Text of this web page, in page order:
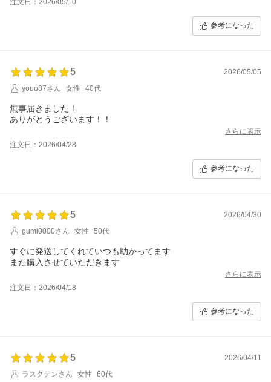
参考になった
5
2026/05/05
youo87さん
女性 40代
無事届きました！
ありがとうございます！！
さらに表示
注文日：2026/04/28
参考になった
5
2026/04/30
gumi0000さん
女性 50代
すぐに発送してくれていつも助かってます
さらに表示
注文日：2026/04/18
参考になった
5
2026/04/11
ラスクテンさん
女性 60代